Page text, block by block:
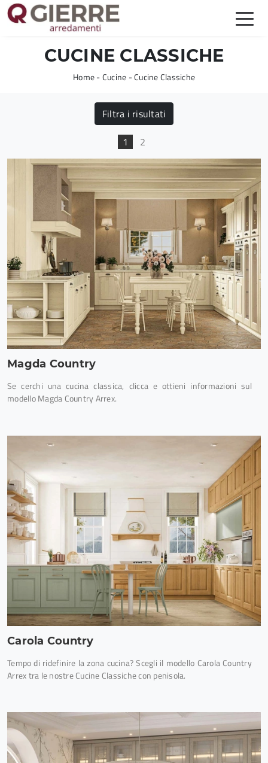
CUCINE CLASSICHE
Home-Cucine -Cucine Classiche
Filtra i risultati
1
2
Magda Country
Se cerchi una cucina classica, clicca e ottieni informazioni sul
modello Magda Country Arrex.
Carola Country
Tempo di ridefinire la zona cucina? Scegli il modello Carola Country
Arrex tra le nostre Cucine Classiche con penisola.